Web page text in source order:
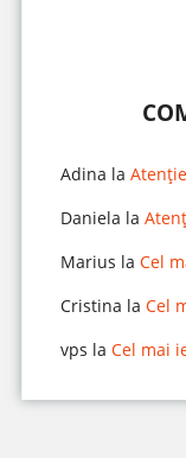
Adina la
Daniela la
Marius la Cel
Cristina la Cel
vps la Cel mai